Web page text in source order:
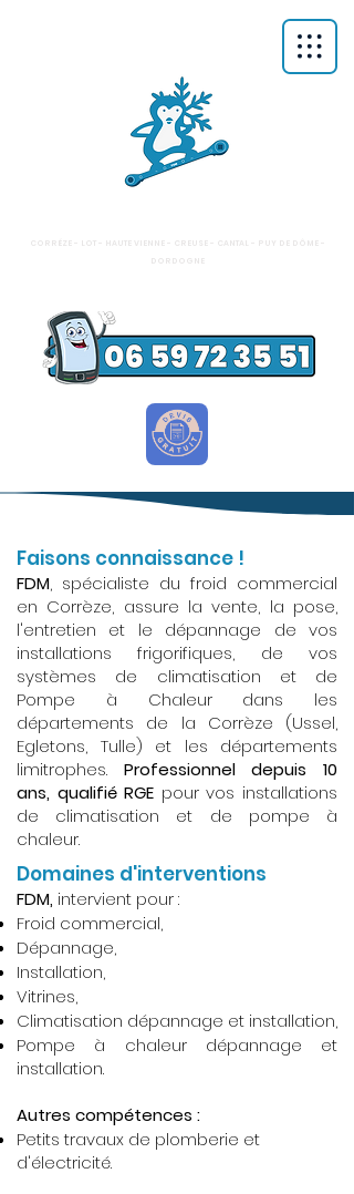
CORRÉZE - LOT - HAUTE VIENNE - CREUSE - CANTAL - PUY DE DÔME -
DORDOGNE
Faisons connaissance !
FDM, spécialiste du froid commercial
en Corrèze, assure la vente, la pose,
l'entretien et le dépannage de vos
installations frigorifiques, de vos
systèmes de climatisation et de
Pompe à Chaleur dans les
départements de la Corrèze (Ussel,
Egletons, Tulle) et les départements
limitrophes. Professionnel depuis 10
ans, qualifié RGE pour vos installations
de climatisation et de pompe à
chaleur.
Domaines d'interventions
FDM, intervient pour :
Froid commercial,
Dépannage,
Installation,
Vitrines,
Climatisation dépannage et installation,
Pompe à chaleur dépannage et
installation.
Autres compétences :
Petits travaux de plomberie et
d'électricité.